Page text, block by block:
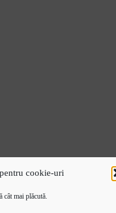
cookie-uri
cât mai plăcută.